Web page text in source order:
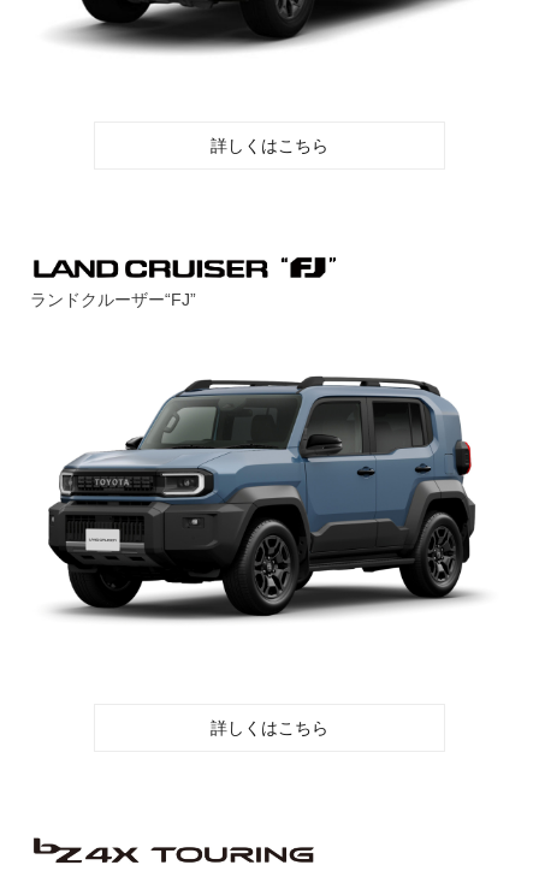
詳しくはこちら
ランドクルーザー“FJ”
詳しくはこちら